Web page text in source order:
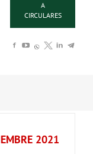
A
CIRCULARES
2021